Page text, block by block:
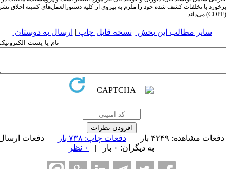
با تخلفات کشف‌ شده خود را ملزم به پیروی از کلیه دستورالعمل‌های کمیته اخلاق نشر
سایر مطالب این بخش | نسخه قابل چاپ| ارسال به دوستان|
دفعات مشاهده: ۴۲۴۹ بار | دفعات چاپ: ۷۳۸ بار
| دفعات ارسال
به دیگران: ۰ بار |